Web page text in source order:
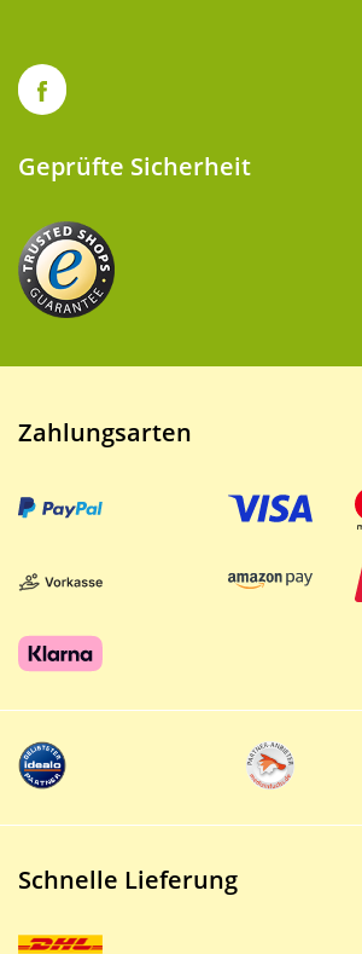
Geprüfte Sicherheit
Zahlungsarten
Schnelle Lieferung